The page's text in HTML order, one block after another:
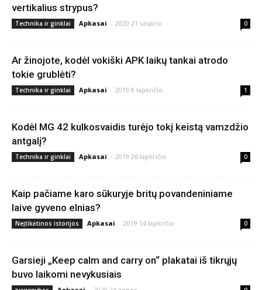
vertikalius strypus?
Technika ir ginklai Apkasai - 2020 21 vasario 0
Ar žinojote, kodėl vokiški APK laikų tankai atrodo
tokie grublėti?
Technika ir ginklai Apkasai - 2019 8 lapkričio 1
Kodėl MG 42 kulkosvaidis turėjo tokį keistą vamzdžio
antgalį?
Technika ir ginklai Apkasai - 2019 26 lapkričio 0
Kaip pačiame karo sūkuryje britų povandeniniame
laive gyveno elnias?
Neįtikėtinos istorijos Apkasai - 2019 14 lapkričio 0
Garsieji „Keep calm and carry on“ plakatai iš tikrųjų
buvo laikomi nevykusiais